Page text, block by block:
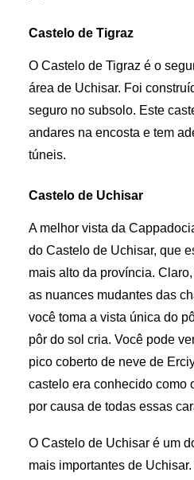
Castelo de Tigraz
O Castelo de Tigraz é o
área de Uchisar. Foi
seguro no subsolo. Este
andares na encosta e tem
túneis.
Castelo de Uchisar
A melhor vista da
do Castelo de Uchisar, que
mais alto da província.
as nuances mudantes das
você toma a vista única do
pôr do sol cria. Você pode
pico coberto de neve de
castelo era conhecido como
por causa de todas essas
O Castelo de Uchisar é um
mais importantes de